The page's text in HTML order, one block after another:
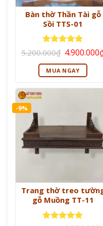
Bàn thờ Thần Tài gỗ
Sồi TTS-01
Được xếp
hạng
sao
5.200.000₫ Giá
gốc
là:
5.200.000₫.
4.900.000
MUA NGAY
-9%
Trang thờ treo
gỗ Muồng TT-11